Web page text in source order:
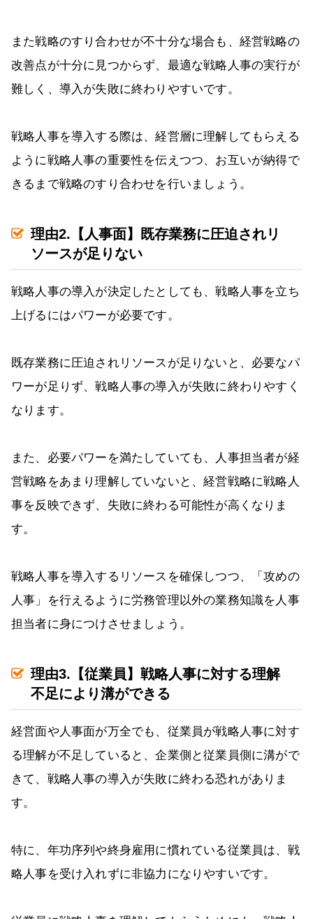
また戦略のすり合わせが不十分な場合も、経営戦略の
改善点が十分に見つからず、最適な戦略人事の実行が
難しく、導入が失敗に終わりやすいです。
戦略人事を導入する際は、経営層に理解してもらえる
ように戦略人事の重要性を伝えつつ、お互いが納得で
きるまで戦略のすり合わせを行いましょう。
理由2.【人事面】既存業務に圧迫されリ
ソースが足りない
戦略人事の導入が決定したとしても、戦略人事を立ち
上げるにはパワーが必要です。
既存業務に圧迫されリソースが足りないと、必要なパ
ワーが足りず、戦略人事の導入が失敗に終わりやすく
なります。
また、必要パワーを満たしていても、人事担当者が経
営戦略をあまり理解していないと、経営戦略に戦略人
事を反映できず、失敗に終わる可能性が高くなりま
す。
戦略人事を導入するリソースを確保しつつ、「攻めの
人事」を行えるように労務管理以外の業務知識を人事
担当者に身につけさせましょう。
理由3.【従業員】戦略人事に対する理解
不足により溝ができる
経営面や人事面が万全でも、従業員が戦略人事に対す
る理解が不足していると、企業側と従業員側に溝がで
きて、戦略人事の導入が失敗に終わる恐れがありま
す。
特に、年功序列や終身雇用に慣れている従業員は、戦
略人事を受け入れずに非協力になりやすいです。